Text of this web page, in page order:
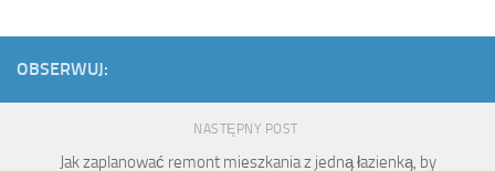
OBSERWUJ:
NASTĘPNY POST
Jak zaplanować remont mieszkania z jedną łazienką, by